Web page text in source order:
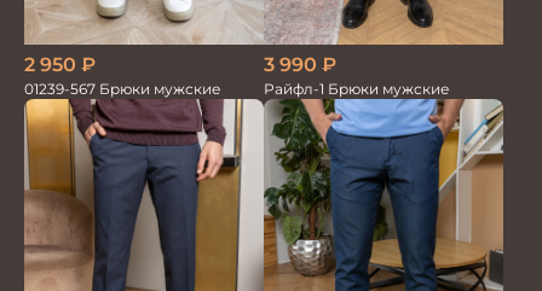
2 950 ₽
01239-567 Брюки мужские
3 990 ₽
Райфл-1 Брюки мужские